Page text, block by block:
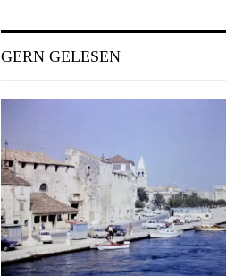
GERN GELESEN